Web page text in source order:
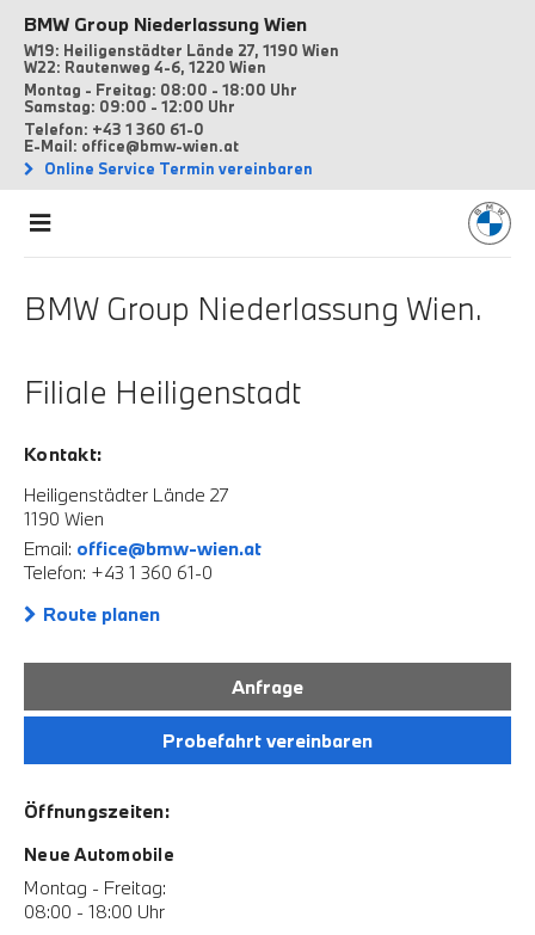
BMW Group Niederlassung Wien
W19: Heiligenstädter Lände 27, 1190 Wien
W22: Rautenweg 4-6, 1220 Wien
Montag - Freitag: 08:00 - 18:00 Uhr
Samstag: 09:00 - 12:00 Uhr
Telefon: +43 1 360 61-0
E-Mail: office@bmw-wien.at
Online Service Termin vereinbaren
BMW Group Niederlassung Wien.
Filiale Heiligenstadt
Kontakt:
Heiligenstädter Lände 27
1190 Wien
Email: office@bmw-wien.at
Telefon: +43 1 360 61-0
Route planen
Anfrage
Probefahrt vereinbaren
Öffnungszeiten:
Neue Automobile
Montag - Freitag:
08:00 - 18:00 Uhr